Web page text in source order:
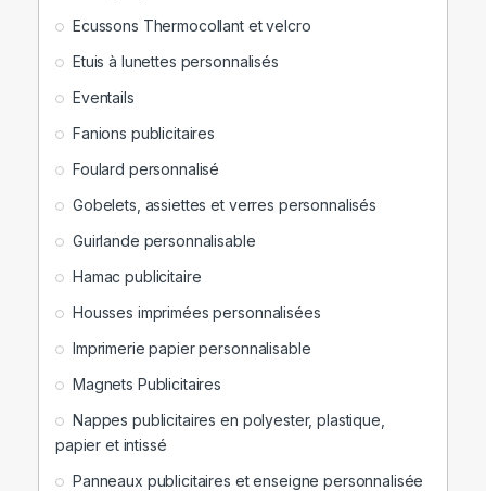
Ecussons Thermocollant et velcro
Etuis à lunettes personnalisés
Eventails
Fanions publicitaires
Foulard personnalisé
Gobelets, assiettes et verres personnalisés
Guirlande personnalisable
Hamac publicitaire
Housses imprimées personnalisées
Imprimerie papier personnalisable
Magnets Publicitaires
Nappes publicitaires en polyester, plastique,
papier et intissé
Panneaux publicitaires et enseigne personnalisée